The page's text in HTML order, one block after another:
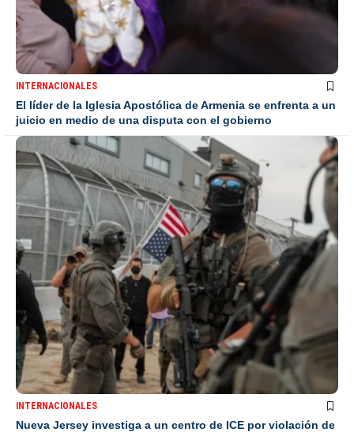
INTERNACIONALES
El líder de la Iglesia Apostólica de Armenia se enfrenta a un
juicio en medio de una disputa con el gobierno
INTERNACIONALES
Nueva Jersey investiga a un centro de ICE por violación de